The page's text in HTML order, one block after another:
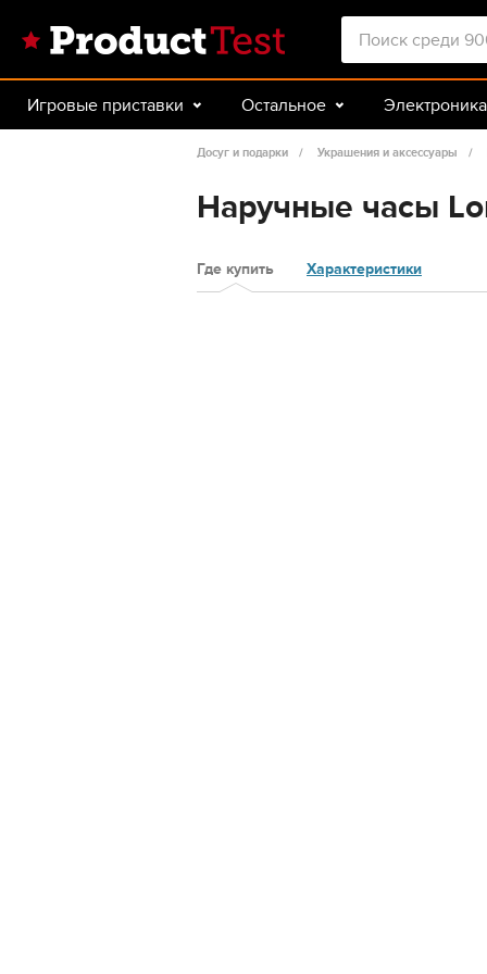
Игровые приставки Остальное Электроника
Авто Спорт и туризм
Досуг и подарки Украшения и аксессуары
Наручные часы
Где купить Характеристики